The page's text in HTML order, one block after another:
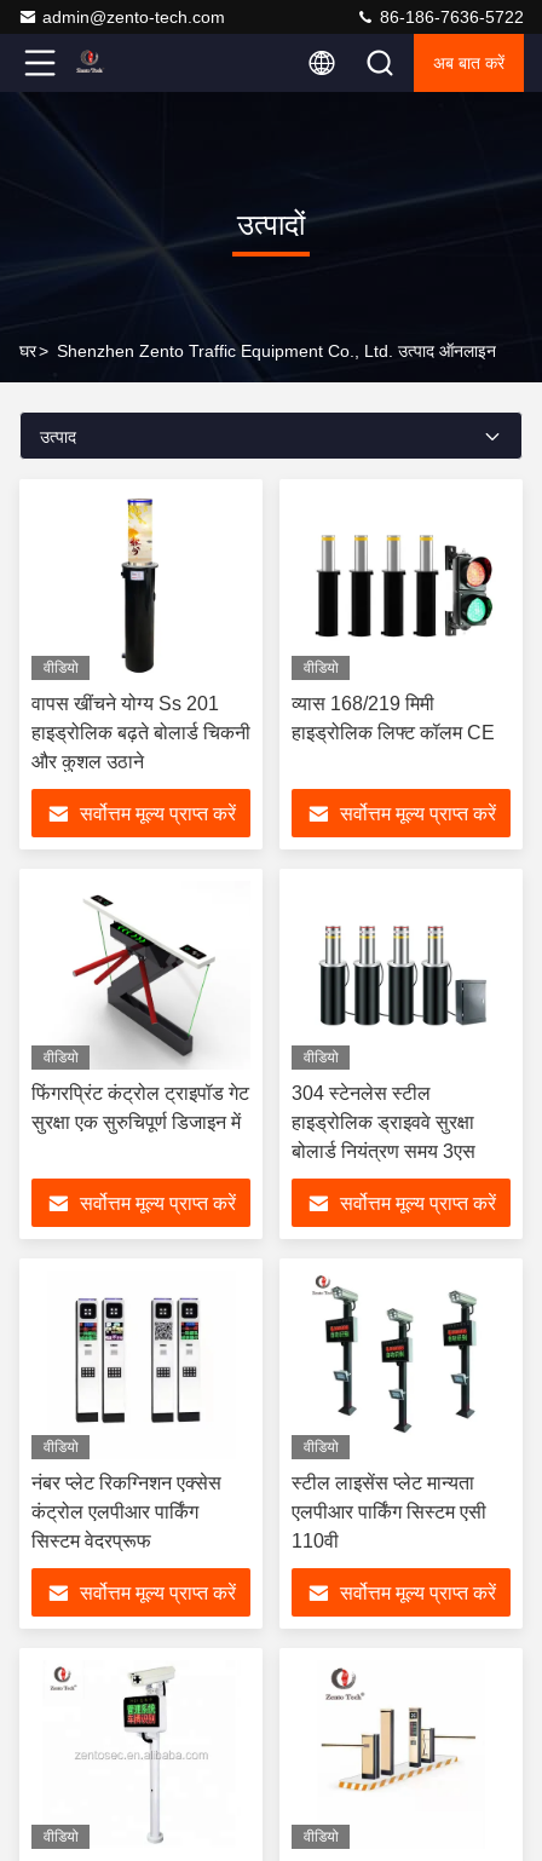
admin@zento-tech.com 86-186-7636-5722
अब बात करें
उत्पादों
घर> Shenzhen Zento Traffic Equipment Co., Ltd. उत्पाद ऑनलाइन
उत्पाद
वीडियो
वापस खींचने योग्य Ss 201
हाइड्रोलिक बढ़ते बोलार्ड चिकनी
और कुशल उठाने
सर्वोत्तम मूल्य प्राप्त करें
वीडियो
व्यास 168/219 मिमी
हाइड्रोलिक लिफ्ट कॉलम CE
सर्वोत्तम मूल्य प्राप्त करें
वीडियो
फिंगरप्रिंट कंट्रोल ट्राइपॉड गेट
सुरक्षा एक सुरुचिपूर्ण डिजाइन में
सर्वोत्तम मूल्य प्राप्त करें
वीडियो
304 स्टेनलेस स्टील
हाइड्रोलिक ड्राइववे सुरक्षा
बोलार्ड नियंत्रण समय 3एस
सर्वोत्तम मूल्य प्राप्त करें
वीडियो
नंबर प्लेट रिकग्निशन एक्सेस
कंट्रोल एलपीआर पार्किंग
सिस्टम वेदरप्रूफ
सर्वोत्तम मूल्य प्राप्त करें
वीडियो
स्टील लाइसेंस प्लेट मान्यता
एलपीआर पार्किंग सिस्टम एसी
110वी
सर्वोत्तम मूल्य प्राप्त करें
वीडियो वीडियो